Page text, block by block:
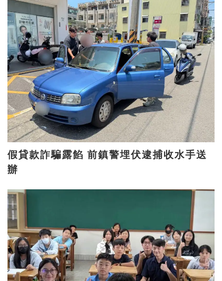
假貸款詐騙露餡 前鎮警埋伏逮捕收水手送
辦